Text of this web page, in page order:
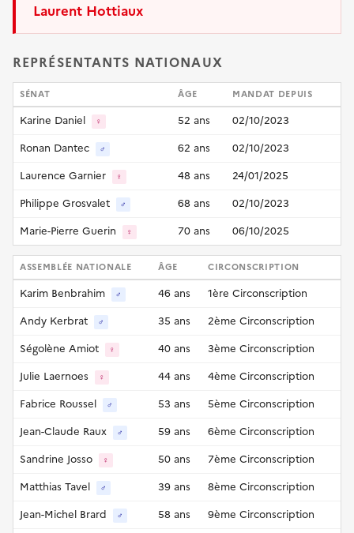
Laurent Hottiaux
REPRÉSENTANTS NATIONAUX
SÉNAT ÂGE MANDAT DEPUIS
Karine Daniel ♀ 52 ans
02/10/2023
Ronan Dantec
♂ 62 ans
02/10/2023
Laurence Garnier
♀ 48 ans
24/01/2025
Philippe Grosvalet
♂ 68 ans
02/10/2023
Marie-Pierre Guerin
♀ 70 ans 06/10/2025
ASSEMBLÉE NATIONALE ÂGE CIRCONSCRIPTION
Karim Benbrahim ♂ 46 ans
1ère Circonscription
Andy Kerbrat
♂ 35 ans
2ème Circonscription
Ségolène Amiot
♀ 40 ans
3ème Circonscription
Julie Laernoes
♀ 44 ans
4ème Circonscription
Fabrice Roussel
♂ 53 ans
5ème Circonscription
Jean-Claude Raux
♂ 59 ans
6ème Circonscription
Sandrine Josso
♀ 50 ans
7ème Circonscription
Matthias Tavel
♂ 39 ans
8ème Circonscription
Jean-Michel Brard
♂ 58 ans
9ème Circonscription